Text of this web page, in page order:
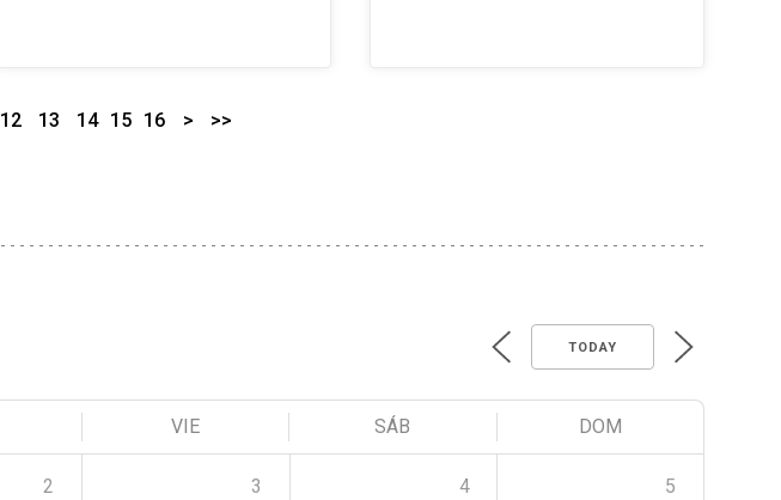
12 13 14 15 16 > >>
TODAY
VIE SÁB DOM
2 3 4 5